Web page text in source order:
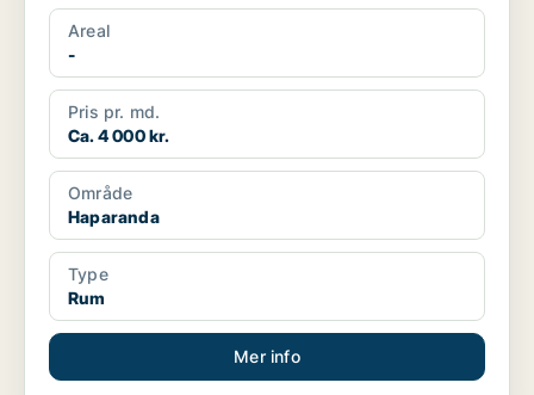
Areal
-
Pris pr. md.
Ca. 4 000 kr.
Område
Haparanda
Type
Rum
Mer info